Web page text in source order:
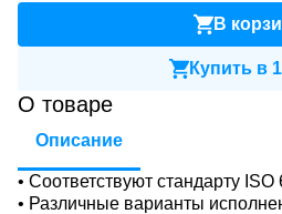
В
Купить в
О товаре
Описание
• Соответствуют стандарту ISO
• Различные варианты